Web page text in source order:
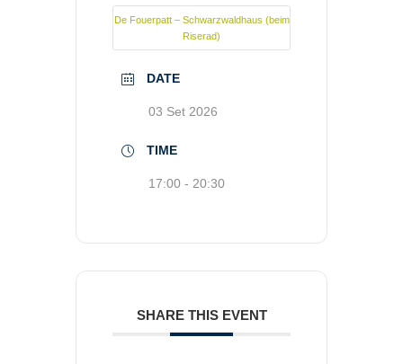
De Fouerpatt – Schwarzwaldhaus (beim
Riserad)
DATE
03 Set 2026
TIME
17:00 - 20:30
SHARE THIS EVENT